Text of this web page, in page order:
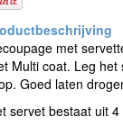
met
Multi coat. Leg
Goed laten
servet bestaat uit